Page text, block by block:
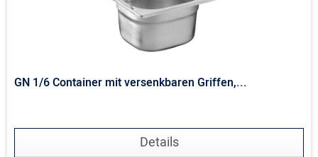
GN 1/6 Container mit versenkbaren Griffen,...
Details